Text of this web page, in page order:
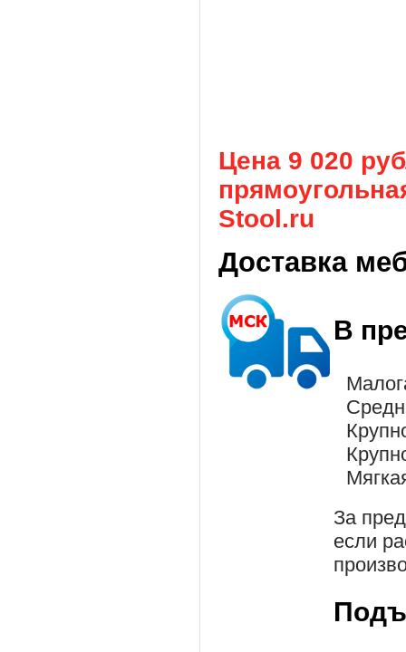
Цена 9 020
Stool.ru
Доставка
В
За
если